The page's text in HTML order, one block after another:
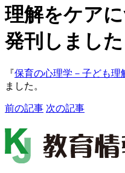
理解をケア
発刊しました
『 保育の心理学－子ども理
ました。
前の記事 次の記事